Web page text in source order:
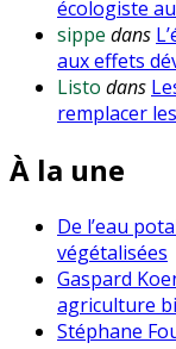
écologiste
sippe dans
aux effets
Listo dans
remplacer
À la une
De l’eau
végétalisées
Gaspard
agriculture
Stéphane